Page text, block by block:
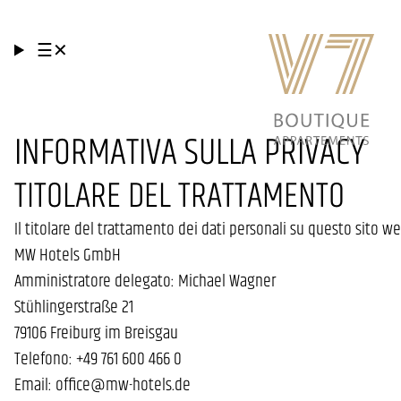
☰✕
INFORMATIVA SULLA PRIVACY
TITOLARE DEL TRATTAMENTO
Il titolare del trattamento dei dati personali su questo sito
MW Hotels GmbH
Amministratore delegato: Michael Wagner
Stühlingerstraße 21
79106 Freiburg im Breisgau
Telefono: +49 761 600 466 0
Email: office@mw-hotels.de